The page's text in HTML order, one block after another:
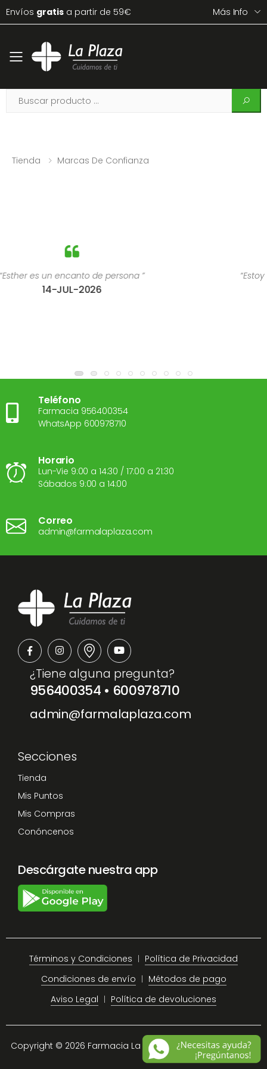
Envíos gratis a partir de 59€ Más Info
Toggle mobile menu
Tienda Marcas De Confianza
“Estoy súper contenta con el trato recibido
Teléfono
Farmacia 956400354
WhatsApp 600978710
Horario
Lun-Vie 9:00 a 14:30 / 17:00 a 21:30
Sábados 9:00 a 14:00
Correo
admin@farmalaplaza.com
¿Tiene alguna pregunta?
956400354 • 600978710
admin@farmalaplaza.com
Secciones
Tienda
Mis Puntos
Mis Compras
Conóncenos
Descárgate nuestra app
Términos y Condiciones
Política de Privacidad
Condiciones de envío
Métodos de pago
Aviso Legal
Política de devoluciones
Copyright © 2026 Farmacia La Plaza Chiclana. Site Map